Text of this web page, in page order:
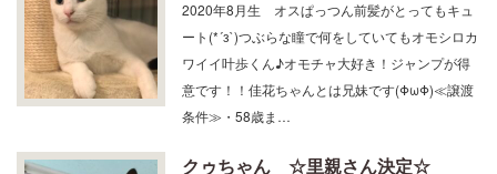
ート(*´з`)つぶらな瞳で何をしていてもオモシロカ
ワイイ叶歩くん♪オモチャ大好き！ジャンプが得
意です！！佳花ちゃんとは兄妹です(ΦωΦ)≪譲渡
条件≫・58歳ま…
クゥちゃん ☆里親さん決定☆